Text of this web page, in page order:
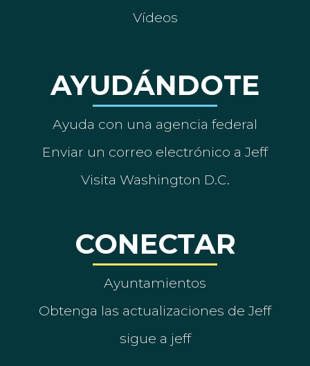
Vídeos
AYUDÁNDOTE
Ayuda con una agencia federal
Enviar un correo electrónico a Jeff
Visita Washington D.C.
CONECTAR
Ayuntamientos
Obtenga las actualizaciones de Jeff
sigue a jeff